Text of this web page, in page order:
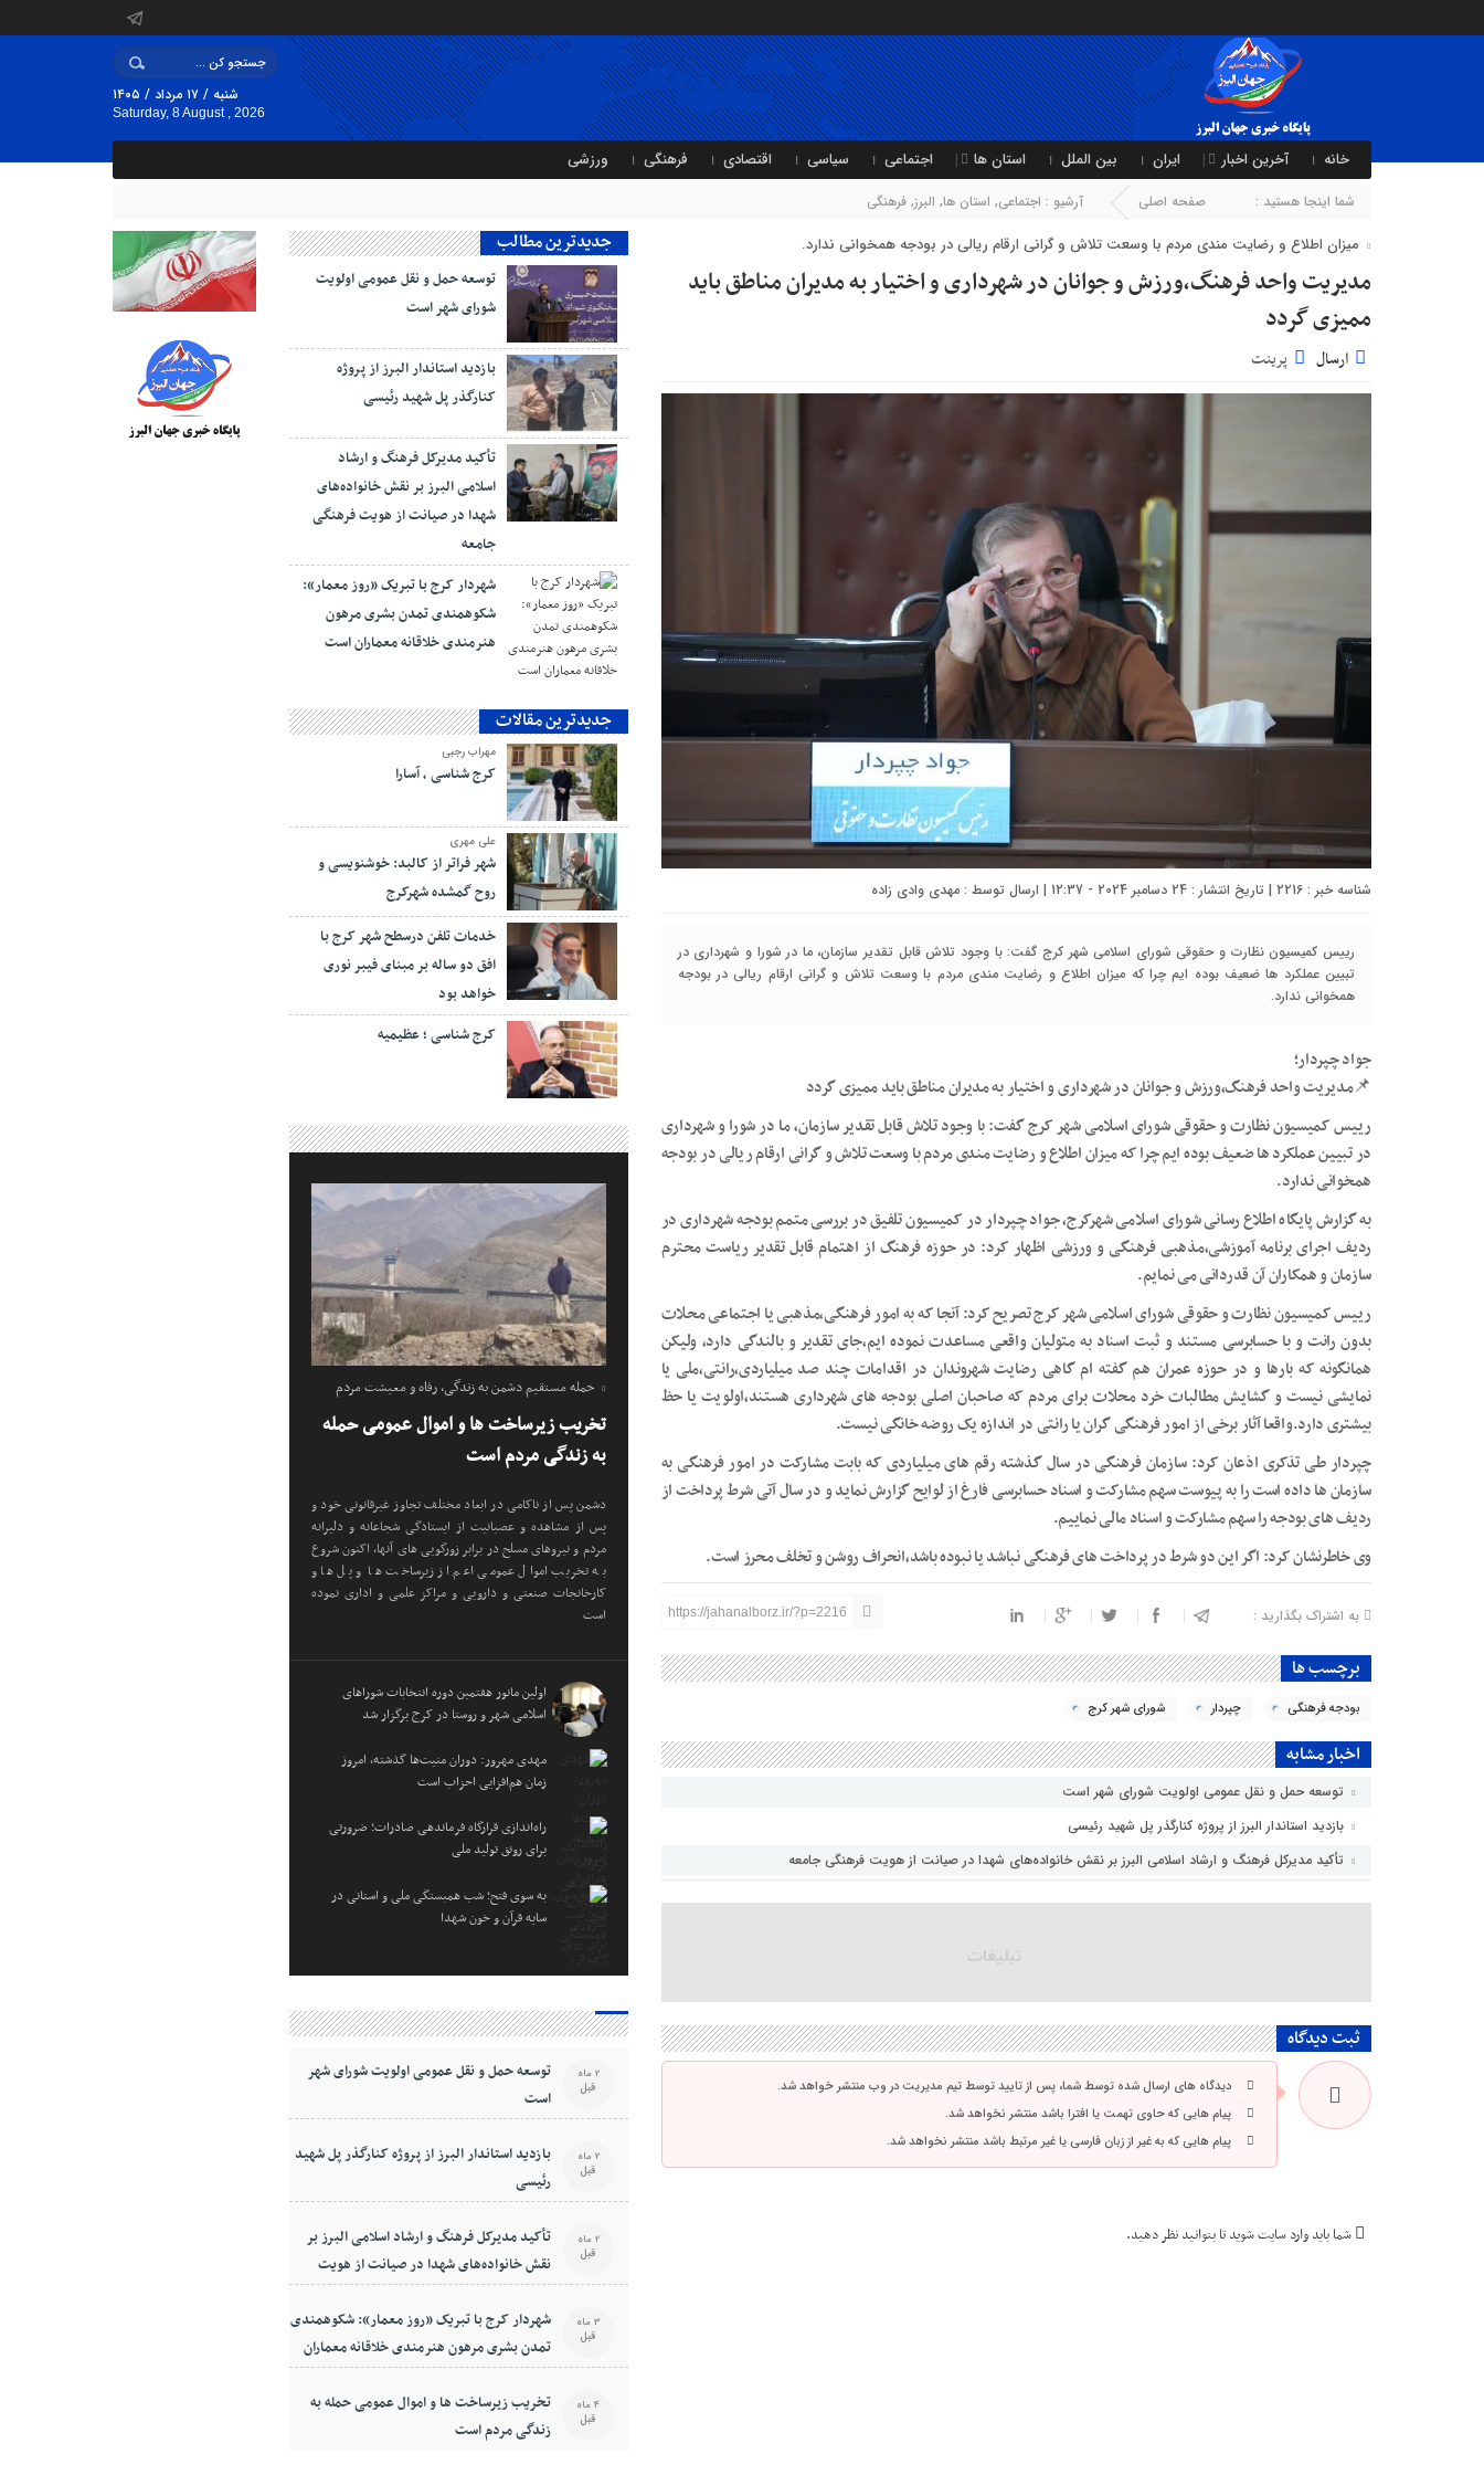
شنبه / ۱۷ مرداد / ۱۴۰۵
Saturday, 8 August , 2026
خانه آخرین اخبار ایران بین الملل استان ها اجتماعی سیاسی اقتصادی فرهنگی ورزشی
شما اینجا هستید : صفحه اصلی آرشیو : اجتماعی, استان ها, البرز, فرهنگی
میزان اطلاع و رضایت مندی مردم با وسعت تلاش و گرانی ارقام ریالی در بودجه همخوانی ندارد.
مدیریت واحد فرهنگ،ورزش و جوانان در شهرداری و اختیار به مدیران مناطق باید
ممیزی گردد
ارسال پرینت
شناسه خبر : 2216 | تاریخ انتشار : 24 دسامبر 2024 - 12:37 | ارسال توسط : مهدی وادی زاده
رییس کمیسیون نظارت و حقوقی شورای اسلامی شهر کرج گفت: با وجود تلاش قابل تقدیر سازمان، ما در شورا و شهرداری در
تبیین عملکرد ها ضعیف بوده ایم چرا که میزان اطلاع و رضایت مندی مردم با وسعت تلاش و گرانی ارقام ریالی در بودجه
همخوانی ندارد.
جواد چپردار؛
📌مدیریت واحد فرهنگ،ورزش و جوانان در شهرداری و اختیار به مدیران مناطق باید ممیزی گردد
رییس کمیسیون نظارت و حقوقی شورای اسلامی شهر کرج گفت: با وجود تلاش قابل تقدیر سازمان، ما در شورا و شهرداری
در تبیین عملکرد ها ضعیف بوده ایم چرا که میزان اطلاع و رضایت مندی مردم با وسعت تلاش و گرانی ارقام ریالی در بودجه
همخوانی ندارد.
به گزارش پایگاه اطلاع رسانی شورای اسلامی شهرکرج، جواد چپردار در کمیسیون تلفیق در بررسی متمم بودجه شهرداری در
ردیف اجرای برنامه آموزشی،مذهبی فرهنگی و ورزشی اظهار کرد: در حوزه فرهنگ از اهتمام قابل تقدیر ریاست محترم
سازمان و همکاران آن قدردانی می نمایم.
رییس کمیسیون نظارت و حقوقی شورای اسلامی شهر کرج تصریح کرد: آنجا که به امور فرهنگی،مذهبی یا اجتماعی محلات
بدون رانت و با حسابرسی مستند و ثبت اسناد به متولیان واقعی مساعدت نموده ایم،جای تقدیر و بالندگی دارد، ولیکن
همانگونه که بارها و در حوزه عمران هم گفته ام گاهی رضایت شهروندان در اقدامات چند صد میلیاردی،رانتی،ملی یا
نمایشی نیست و گشایش مطالبات خرد محلات برای مردم که صاحبان اصلی بودجه های شهرداری هستند،اولویت یا حظ
بیشتری دارد.واقعا آثار برخی از امور فرهنگی گران یا رانتی در اندازه یک روضه خانگی نیست.
چپردار طی تذکری اذعان کرد: سازمان فرهنگی در سال گذشته رقم های میلیاردی که بابت مشارکت در امور فرهنگی به
سازمان ها داده است را به پیوست سهم مشارکت و اسناد حسابرسی فارغ از لوایح گزارش نماید و در سال آتی شرط پرداخت از
ردیف های بودجه را سهم مشارکت و اسناد مالی نماییم.
وی خاطرنشان کرد: اگر این دو شرط در پرداخت های فرهنگی نباشد یا نبوده باشد،انحراف روشن و تخلف محرز است.
به اشتراک بگذارید : https://jahanalborz.ir/?p=2216
برچسب ها
بودجه فرهنگی چپردار شورای شهر کرج
اخبار مشابه
توسعه حمل و نقل عمومی اولویت شورای شهر است
بازدید استاندار البرز از پروژه کنارگذر پل شهید رئیسی
تأکید مدیرکل فرهنگ و ارشاد اسلامی البرز بر نقش خانواده‌های شهدا در صیانت از هویت فرهنگی جامعه
ثبت دیدگاه
دیدگاه های ارسال شده توسط شما، پس از تایید توسط تیم مدیریت در وب منتشر خواهد شد.
پیام هایی که حاوی تهمت یا افترا باشد منتشر نخواهد شد.
پیام هایی که به غیر از زبان فارسی یا غیر مرتبط باشد منتشر نخواهد شد.
شما بایدوارد سایت شویدتا بتوانید نظر دهید.
جدیدترین مطالب
توسعه حمل و نقل عمومی اولویت
شورای شهر است
بازدید استاندار البرز از پروژه
کنارگذر پل شهید رئیسی
تأکید مدیرکل فرهنگ و ارشاد
اسلامی البرز بر نقش خانواده‌های
شهدا در صیانت از هویت فرهنگی
جامعه
شهردار کرج با تبریک «روز معمار»:
شکوهمندی تمدن بشری مرهون
هنرمندی خلاقانه معماران است
جدیدترین مقالات
مهراب رجبی
کرج شناسی ، آسارا
علی مهری
شهر فراتر از کالبد: خوشنویسی و
روح گمشده شهرکرج
خدمات تلفن درسطح شهر کرج با
افق دو ساله بر مبنای فیبر نوری
خواهد بود
کرج شناسی ؛ عظیمیه
حمله مستقیم دشمن به زندگی، رفاه و معیشت مردم
تخریب زیرساخت ها و اموال عمومی حمله
به زندگی مردم است
دشمن پس از ناکامی در ابعاد مختلف تجاوز غیرقانونی خود و
پس از مشاهده و عصبانیت از ایستادگی شجاعانه و دلیرانه
مردم و نیروهای مسلح در برابر زورگویی های آنها، اکنون شروع
به تخریب اموال عمومی اعم از زیرساخت ها و پل ها و
کارخانجات صنعتی و دارویی و مراکز علمی و اداری نموده
است
اولین مانور هفتمین دوره انتخابات شوراهای
اسلامی شهر و روستا در کرج برگزار شد
مهدی مهرور: دوران منیت‌ها گذشته، امروز
زمان هم‌افزایی احزاب است
راه‌اندازی قرارگاه فرماندهی صادرات؛ ضرورتی
برای رونق تولید ملی
به سوی فتح؛ شب همبستگی ملی و استانی در
سایه قرآن و خون شهدا
توسعه حمل و نقل عمومی اولویت شورای شهر
است
2 ماه
قبل
بازدید استاندار البرز از پروژه کنارگذر پل شهید
رئیسی
2 ماه
قبل
تأکید مدیرکل فرهنگ و ارشاد اسلامی البرز بر
نقش خانواده‌های شهدا در صیانت از هویت
فرهنگی جامعه
2 ماه
قبل
شهردار کرج با تبریک «روز معمار»: شکوهمندی
تمدن بشری مرهون هنرمندی خلاقانه معماران
است
3 ماه
قبل
تخریب زیرساخت ها و اموال عمومی حمله به
زندگی مردم است
4 ماه
قبل